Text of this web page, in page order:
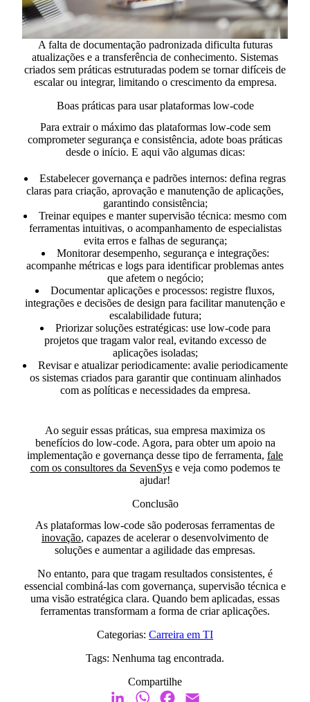
A falta de documentação padronizada dificulta futuras
atualizações e a transferência de conhecimento. Sistemas
criados sem práticas estruturadas podem se tornar difíceis de
escalar ou integrar, limitando o crescimento da empresa.
Boas práticas para usar plataformas low-code
Para extrair o máximo das plataformas low-code sem
comprometer segurança e consistência, adote boas práticas
desde o início. E aqui vão algumas dicas:
Estabelecer governança e padrões internos: defina regras
claras para criação, aprovação e manutenção de aplicações,
garantindo consistência;
Treinar equipes e manter supervisão técnica: mesmo com
ferramentas intuitivas, o acompanhamento de especialistas
evita erros e falhas de segurança;
Monitorar desempenho, segurança e integrações:
acompanhe métricas e logs para identificar problemas antes
que afetem o negócio;
Documentar aplicações e processos: registre fluxos,
integrações e decisões de design para facilitar manutenção e
escalabilidade futura;
Priorizar soluções estratégicas: use low-code para
projetos que tragam valor real, evitando excesso de
aplicações isoladas;
Revisar e atualizar periodicamente: avalie periodicamente
os sistemas criados para garantir que continuam alinhados
com as políticas e necessidades da empresa.
Ao seguir essas práticas, sua empresa maximiza os
benefícios do low-code. Agora, para obter um apoio na
implementação e governança desse tipo de ferramenta, fale
com os consultores da SevenSyse veja como podemos te
ajudar!
Conclusão
As plataformas low-code são poderosas ferramentas de
inovação, capazes de acelerar o desenvolvimento de
soluções e aumentar a agilidade das empresas.
No entanto, para que tragam resultados consistentes, é
essencial combiná-las com governança, supervisão técnica e
uma visão estratégica clara. Quando bem aplicadas, essas
ferramentas transformam a forma de criar aplicações.
Categorias: Carreira em TI
Tags: Nenhuma tag encontrada.
Compartilhe
LinkedInWhatsAppFacebook